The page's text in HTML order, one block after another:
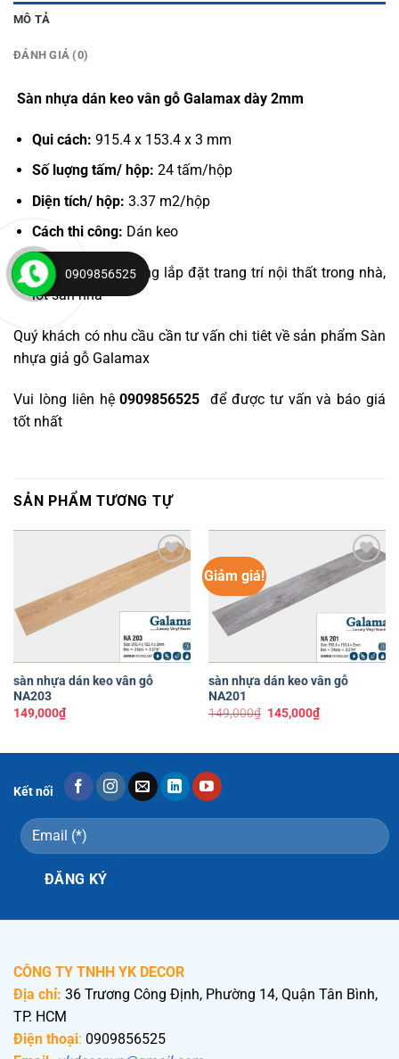
MÔ TẢ
ĐÁNH GIÁ (0)
Sàn nhựa dán keo vân gỗ Galamax dày 2mm
Qui cách: 915.4 x 153.4 x 3 mm
Số luợng tấm/ hộp: 24 tấm/hộp
Diện tích/ hộp: 3.37 m2/hộp
Cách thi công: Dán keo
Ứng dụng:Thi công lắp đặt trang trí nội thất trong nhà,
lót sàn nhà
Quý khách có nhu cầu cần tư vấn chi tiêt về sản phẩm Sàn
nhựa giả gỗ Galamax
Vui lòng liên hệ0909856525 để được tư vấn và báo giá
tốt nhất
SẢN PHẨM TƯƠNG TỰ
Yêu
sàn nhựa dán keo vân gỗ
NA203
149,000₫
Giảm giá!
Yêu
sàn nhựa dán keo vân gỗ
NA201
149,000₫ Giá
145,000₫Giá
hiện
Kết nối
CÔNG TY TNHH YK DECOR
Địa chỉ: 36 Trương Công Định, Phường 14, Quận Tân Bình,
TP. HCM
Điện thoại: 0909856525
0909856525